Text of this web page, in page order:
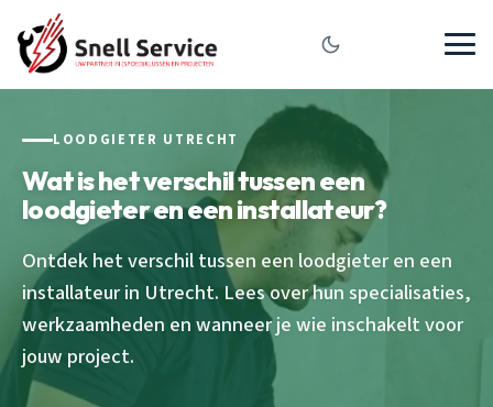
LOODGIETER UTRECHT
Wat is het verschil tussen een
loodgieter en een installateur?
Ontdek het verschil tussen een loodgieter en een
installateur in Utrecht. Lees over hun specialisaties,
werkzaamheden en wanneer je wie inschakelt voor
jouw project.